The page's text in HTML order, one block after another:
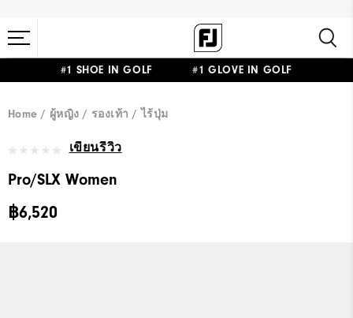
#1 SHOE IN GOLF #1 GLOVE IN GOLF
Home ผู้หญิง รองเท้า ไร้ปุ่ม
เขียนรีวิว
Pro/SLX Women
฿6,520